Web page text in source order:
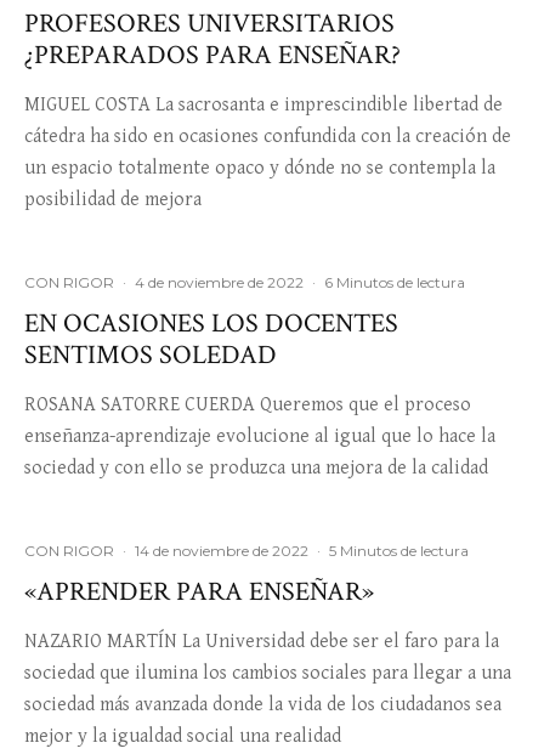
PROFESORES UNIVERSITARIOS
¿PREPARADOS PARA ENSEÑAR?
MIGUEL COSTA La sacrosanta e imprescindible libertad de
cátedra ha sido en ocasiones confundida con la creación de
un espacio totalmente opaco y dónde no se contempla la
posibilidad de mejora
CON RIGOR · 4 de noviembre de 2022 · 6 Minutos de lectura
EN OCASIONES LOS DOCENTES
SENTIMOS SOLEDAD
ROSANA SATORRE CUERDA Queremos que el proceso
enseñanza-aprendizaje evolucione al igual que lo hace la
sociedad y con ello se produzca una mejora de la calidad
CON RIGOR · 14 de noviembre de 2022 · 5 Minutos de lectura
«APRENDER PARA ENSEÑAR»
NAZARIO MARTÍN La Universidad debe ser el faro para la
sociedad que ilumina los cambios sociales para llegar a una
sociedad más avanzada donde la vida de los ciudadanos sea
mejor y la igualdad social una realidad